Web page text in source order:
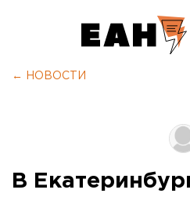
← НОВОСТИ
В